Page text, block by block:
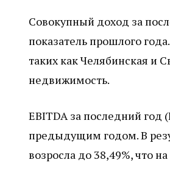
Совокупный доход за
показатель прошлого
таких как Челябинская и
недвижимость.
EBITDA за последний год
предыдущим годом. В
возросла до 38,49%, что